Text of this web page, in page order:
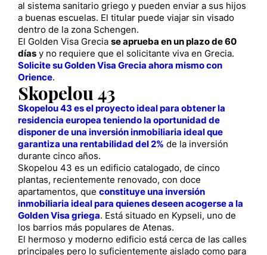
al sistema sanitario griego y pueden enviar a sus hijos
a buenas escuelas. El titular puede viajar sin visado
dentro de la zona Schengen.
El Golden Visa Grecia se aprueba en un plazo de 60
días y no requiere que el solicitante viva en Grecia.
Solicite su Golden Visa Grecia ahora mismo con
Orience.
Skopelou 43
Skopelou 43 es el proyecto ideal para obtener la
residencia europea teniendo la oportunidad de
disponer de una inversión inmobiliaria ideal que
garantiza una rentabilidad del 2% de la inversión
durante cinco años.
Skopelou 43 es un edificio catalogado, de cinco
plantas, recientemente renovado, con doce
apartamentos, que constituye una inversión
inmobiliaria ideal para quienes deseen acogerse a la
Golden Visa griega. Está situado en Kypseli, uno de
los barrios más populares de Atenas.
El hermoso y moderno edificio está cerca de las calles
principales pero lo suficientemente aislado como para